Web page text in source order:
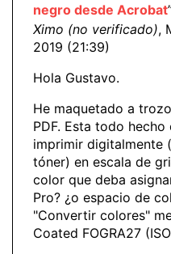
negro desde Acrobat
Ximo (no verificado),
2019 (21:39)
Hola Gustavo.
He maquetado a
PDF. Esta todo
imprimir digitalmente
tóner) en escala de
color que deba
Pro? ¿o espacio de
"Convertir colores"
Coated FOGRA27